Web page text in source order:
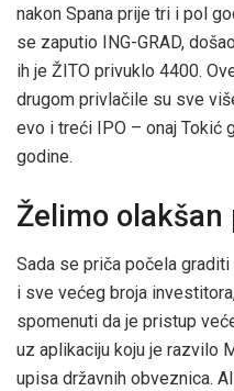
nakon Spana prije tri i pol
se zaputio ING-GRAD,
ih je ŽITO privuklo 4400.
drugom privlačile su sve
evo i treći IPO – onaj Tokić
godine.
Želimo olakšan
Sada se priča počela
i sve većeg broja
spomenuti da je pristup
uz aplikaciju koju je razvilo
upisa državnih obveznica.